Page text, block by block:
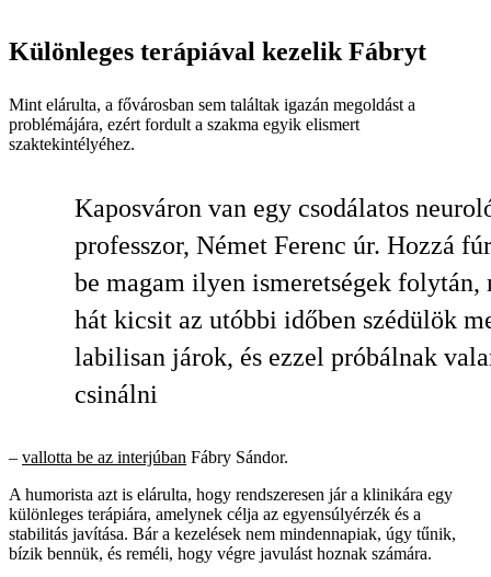
Különleges terápiával kezelik Fábryt
Mint elárulta, a fővárosban sem találtak igazán megoldást a
problémájára, ezért fordult a szakma egyik elismert
szaktekintélyéhez.
Kaposváron van egy csodálatos
professzor, Német Ferenc úr. Hozzá
be magam ilyen ismeretségek folytán,
hát kicsit az utóbbi időben szédülök
labilisan járok, és ezzel próbálnak
csinálni
– vallotta be az interjúban Fábry Sándor.
A humorista azt is elárulta, hogy rendszeresen jár a klinikára egy
különleges terápiára, amelynek célja az egyensúlyérzék és a
stabilitás javítása. Bár a kezelések nem mindennapiak, úgy tűnik,
bízik bennük, és reméli, hogy végre javulást hoznak számára.